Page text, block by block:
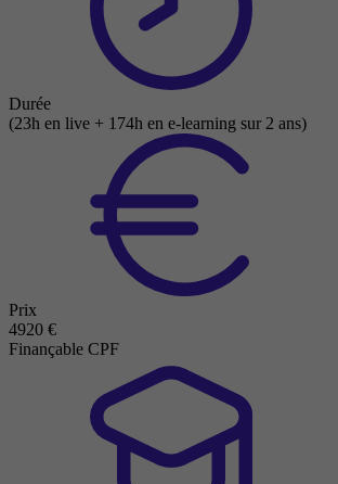
Durée
(23h en live + 174h en e-learning sur 2 ans)
Prix
4920 €
Finançable CPF